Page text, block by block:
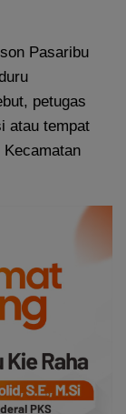
Pasaribu
petugas
atau tempat